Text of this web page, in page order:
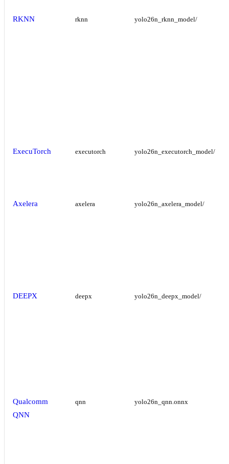
RKNN rknn yolo26n_rknn_model/
ExecuTorch executorch yolo26n_executorch_model/
Axelera axelera yolo26n_axelera_model/
DEEPX deepx yolo26n_deepx_model/
Qualcomm
QNN
qnn yolo26n_qnn.onnx